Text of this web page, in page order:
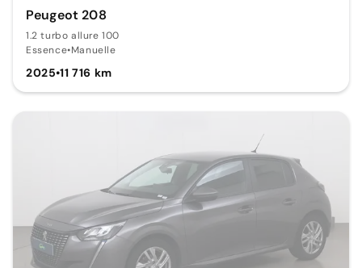
Peugeot 208
1.2 turbo allure 100
Essence•Manuelle
2025•11 716 km